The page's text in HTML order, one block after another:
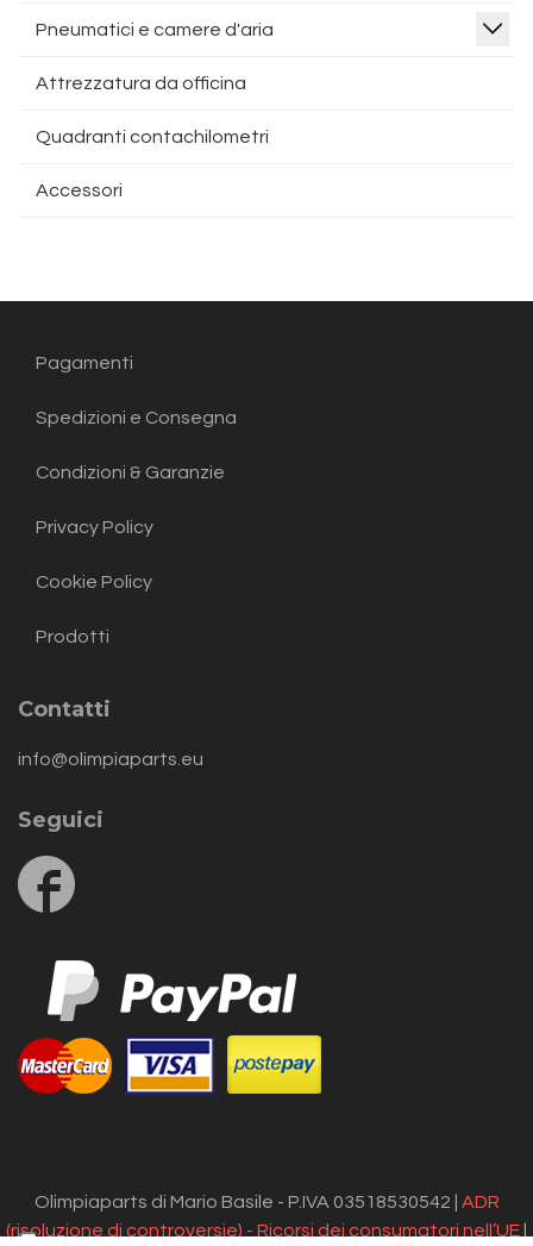
Pneumatici e camere d'aria
Attrezzatura da officina
Quadranti contachilometri
Accessori
Pagamenti
Spedizioni e Consegna
Condizioni & Garanzie
Privacy Policy
Cookie Policy
Prodotti
Contatti
info@olimpiaparts.eu
Seguici
us
Olimpiaparts di Mario Basile - P.IVA 03518530542 | ADR
(risoluzione di controversie) - Ricorsi dei consumatori nell’UE